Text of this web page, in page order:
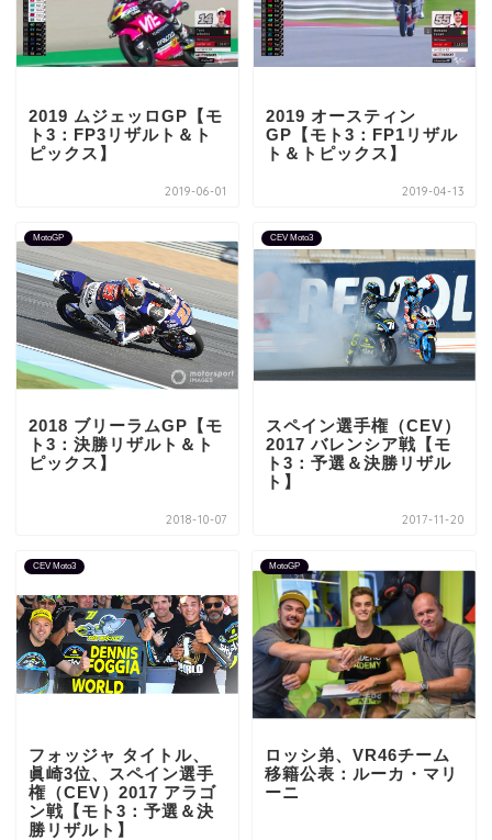
2019 ムジェッロGP【モ
ト3：FP3リザルト＆ト
ピックス】
2019-06-01
2019 オースティン
GP【モト3：FP1リザル
ト＆トピックス】
2019-04-13
MotoGP
2018 ブリーラムGP【モ
ト3：決勝リザルト＆ト
ピックス】
2018-10-07
CEV Moto3
スペイン選手権（CEV）
2017 バレンシア戦【モ
ト3：予選＆決勝リザル
ト】
2017-11-20
CEV Moto3
フォッジャ タイトル、
眞崎3位、スペイン選手
権（CEV）2017 アラゴ
ン戦【モト3：予選＆決
勝リザルト】
MotoGP
ロッシ弟、VR46チーム
移籍公表：ルーカ・マリ
ーニ